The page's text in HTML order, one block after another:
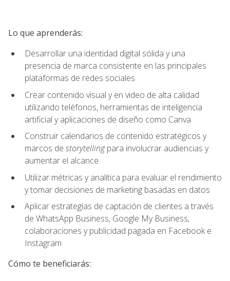
Lo que aprenderás:
Desarrollar una identidad digital sólida y una
presencia de marca consistente en las principales
plataformas de redes sociales
Crear contenido visual y en video de alta calidad
utilizando teléfonos, herramientas de inteligencia
artificial y aplicaciones de diseño como Canva
Construir calendarios de contenido estratégicos y
marcos de storytellingpara involucrar audiencias y
aumentar el alcance
Utilizar métricas y analítica para evaluar el rendimiento
y tomar decisiones de marketing basadas en datos
Aplicar estrategias de captación de clientes a través
de WhatsApp Business, Google My Business,
colaboraciones y publicidad pagada en Facebook e
Instagram
Cómo te beneficiarás: